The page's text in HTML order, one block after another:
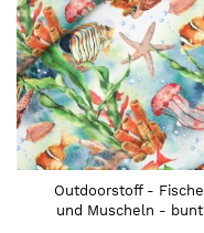
Outdoorstoff - Fische
und Muscheln - bunt